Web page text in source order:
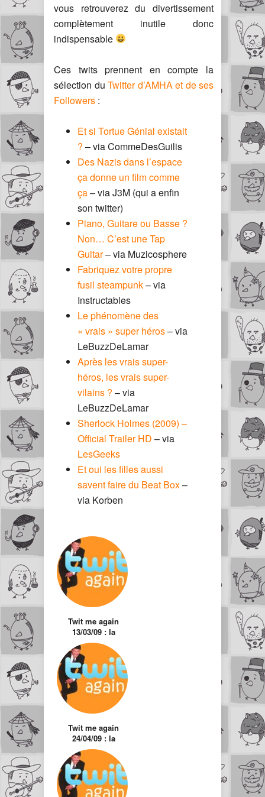
vous retrouverez du divertissement
complètement inutile donc
indispensable
Ces twits prennent en compte la
sélection du Twitter d’AMHA et de ses
Followers :
Et si Tortue Génial existait
? – via CommeDesGuilis
Des Nazis dans l’espace
ça donne un film comme
ça– via J3M (qui a enfin
son twitter)
Piano, Guitare ou Basse ?
Non… C’est une Tap
Guitar– via Muzicosphere
Fabriquez votre propre
fusil steampunk– via
Instructables
Le phénomène des
« vrais » super héros– via
LeBuzzDeLamar
Après les vrais super-
héros, les vrais super-
vilains ? – via
LeBuzzDeLamar
Sherlock Holmes (2009) –
Official Trailer HD – via
LesGeeks
Et oui les filles aussi
savent faire du Beat Box–
via Korben
Twit me again
13/03/09 : la
sélection des twits
hors actualité
Twit me again
24/04/09 : la
sélection des twits
hors actualité